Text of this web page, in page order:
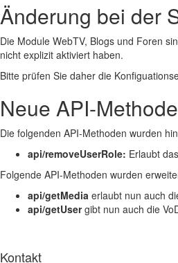
Änderung bei der
Die Module WebTV, Blogs und Foren
nicht explizit aktiviert haben.
Bitte prüfen Sie daher die
Neue API-
Die folgenden API-Methoden wurden
api/removeUserRole: Erlaubt
Folgende API-Methoden wurden
api/getMedia erlaubt nun auch
api/getUsergibt nun auch die
Kontakt